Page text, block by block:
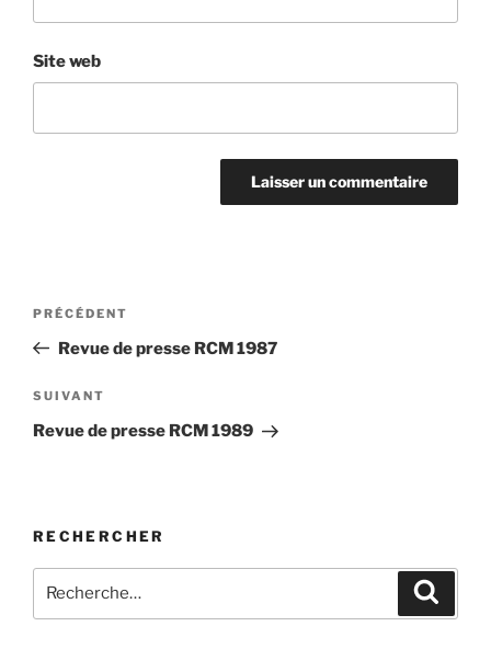
Site web
Navigation
l'article
Article
précédent
PRÉCÉDENT
Revue de presse RCM 1987
Article
suivant
SUIVANT
Revue de presse RCM 1989
RECHERCHER